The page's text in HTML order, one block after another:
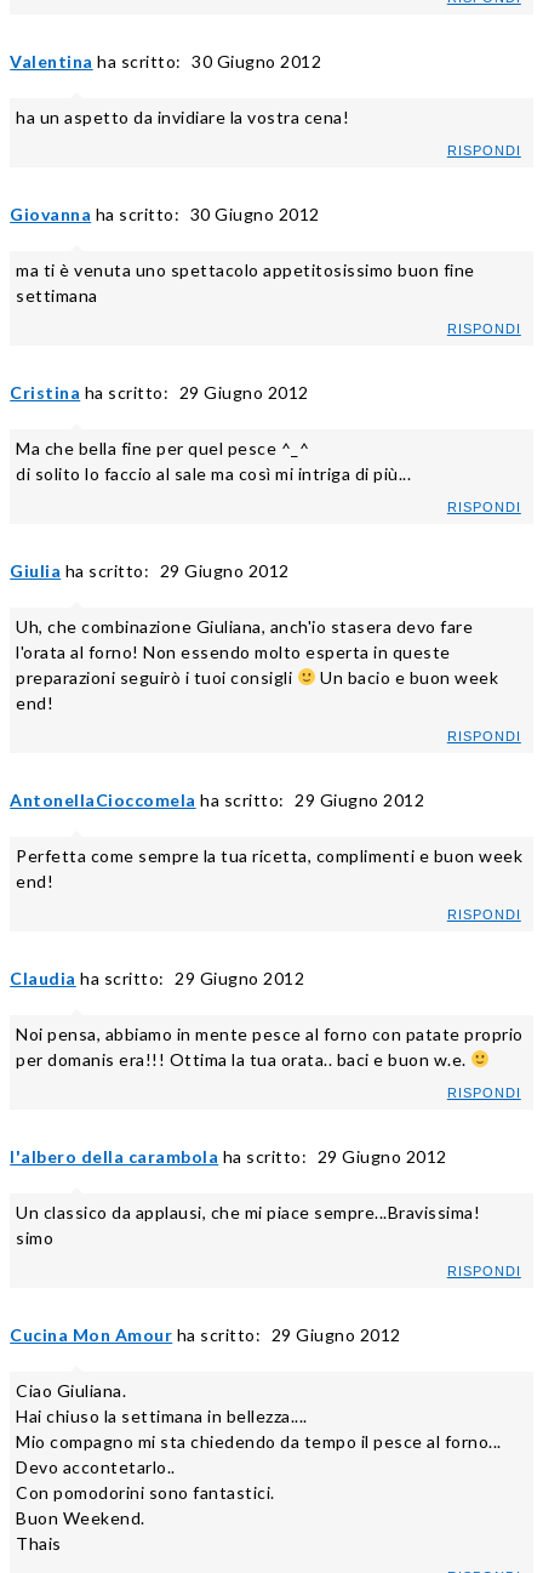
Valentina ha scritto: 30 Giugno 2012
ha un aspetto da invidiare la vostra cena!
RISPONDI
Giovanna ha scritto: 30 Giugno 2012
ma ti è venuta uno spettacolo appetitosissimo buon fine
settimana
RISPONDI
Cristina ha scritto: 29 Giugno 2012
Ma che bella fine per quel pesce ^_^
di solito lo faccio al sale ma così mi intriga di più...
RISPONDI
Giulia ha scritto: 29 Giugno 2012
Uh, che combinazione Giuliana, anch'io stasera devo fare
l'orata al forno! Non essendo molto esperta in queste
preparazioni seguirò i tuoi consigli
Un bacio e buon week
end!
RISPONDI
AntonellaCioccomela ha scritto: 29 Giugno 2012
Perfetta come sempre la tua ricetta, complimenti e buon week
end!
RISPONDI
Claudia ha scritto: 29 Giugno 2012
Noi pensa, abbiamo in mente pesce al forno con patate proprio
per domanis era!!! Ottima la tua orata.. baci e buon w.e.
RISPONDI
l'albero della carambola ha scritto: 29 Giugno 2012
Un classico da applausi, che mi piace sempre...Bravissima!
simo
RISPONDI
Cucina Mon Amour ha scritto: 29 Giugno 2012
Ciao Giuliana.
Hai chiuso la settimana in bellezza....
Mio compagno mi sta chiedendo da tempo il pesce al forno...
Devo accontetarlo..
Con pomodorini sono fantastici.
Buon Weekend.
Thais